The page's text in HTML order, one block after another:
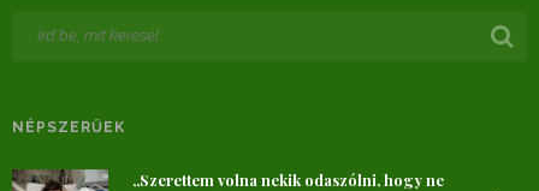
NÉPSZERŰEK
„Szerettem volna nekik odaszólni, hogy ne